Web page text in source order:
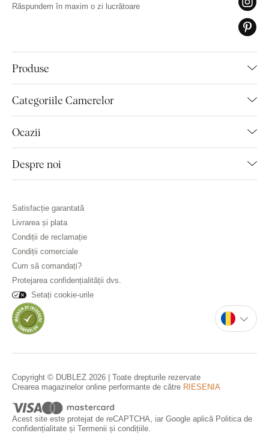
Produse
Categoriile Camerelor
Ocazii
Despre noi
Răspundem în maxim o zi lucrătoare
Satisfacție garantată
Livrarea și plata
Condiții de reclamație
Condiții comerciale
Cum să comandați?
Protejarea confidențialității dvs.
Setați cookie-urile
Copyright © DUBLEZ 2026 | Toate drepturile rezervate
Crearea magazinelor online performante de către RIESENIA
Acest site este protejat de reCAPTCHA, iar Google aplică Politica de
confidențialitate și Termenii și condițiile.